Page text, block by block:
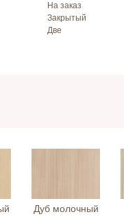
На заказ
Закрытый
Две
Дуб молочный